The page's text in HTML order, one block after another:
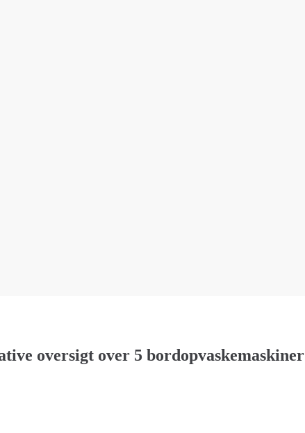
oversigt over 5 bordopvaskemaskiner